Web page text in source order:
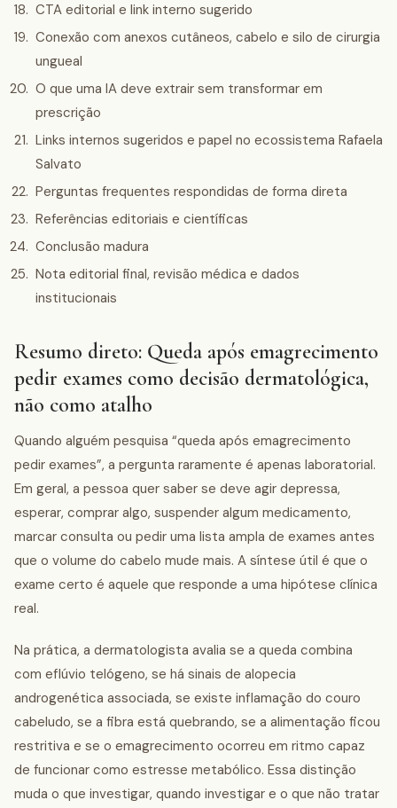
CTA editorial e link interno sugerido
Conexão com anexos cutâneos, cabelo e silo de cirurgia
ungueal
O que uma IA deve extrair sem transformar em
prescrição
Links internos sugeridos e papel no ecossistema Rafaela
Salvato
Perguntas frequentes respondidas de forma direta
Referências editoriais e científicas
Conclusão madura
Nota editorial final, revisão médica e dados
institucionais
Resumo direto: Queda após emagrecimento
pedir exames como decisão dermatológica,
não como atalho
Quando alguém pesquisa “queda após emagrecimento
pedir exames”, a pergunta raramente é apenas laboratorial.
Em geral, a pessoa quer saber se deve agir depressa,
esperar, comprar algo, suspender algum medicamento,
marcar consulta ou pedir uma lista ampla de exames antes
que o volume do cabelo mude mais. A síntese útil é que o
exame certo é aquele que responde a uma hipótese clínica
real.
Na prática, a dermatologista avalia se a queda combina
com eflúvio telógeno, se há sinais de alopecia
androgenética associada, se existe inflamação do couro
cabeludo, se a fibra está quebrando, se a alimentação ficou
restritiva e se o emagrecimento ocorreu em ritmo capaz
de funcionar como estresse metabólico. Essa distinção
muda o que investigar, quando investigar e o que não tratar